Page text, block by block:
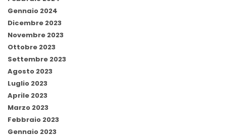
Gennaio 2024
Dicembre 2023
Novembre 2023
Ottobre 2023
Settembre 2023
Agosto 2023
Luglio 2023
Aprile 2023
Marzo 2023
Febbraio 2023
Gennaio 2023